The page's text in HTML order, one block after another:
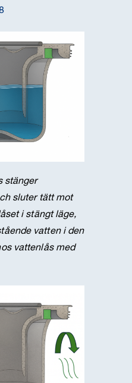
stänger
sluter tätt mot
i stängt läge,
vatten i den
vattenlås med